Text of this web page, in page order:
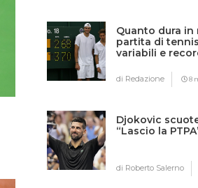
Quanto dura in
partita di
variabili e
di Redazione 8
Djokovic
“Lascio la
di Roberto Salerno